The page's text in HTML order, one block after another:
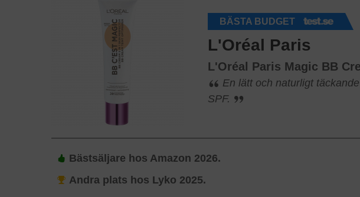
BÄSTA BUDGET
L'Oréal Paris
L'Oréal Paris Magic BB
En lätt och naturligt
SPF.
Bästsäljare hos Amazon 2026.
Andra plats hos Lyko 2025.